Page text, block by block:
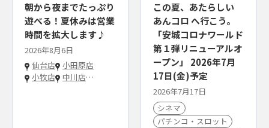
朝から夜までたっぷり
遊べる！夏休みは営業
時間を拡大します♪
2026年8月6日
仙台店
小田原店
小牧店
中川店…
この夏、あたらしい
あんコロ へ行こう。
「安城コロナワールド
第１弾リニューアルオ
ープン」 2026年7月
17日(金)予定
2026年7月17日
シネマ
パチンコ・スロット